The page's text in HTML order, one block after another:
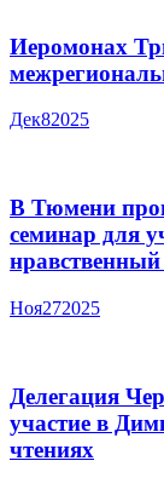
Иеромонах
Дек82025
В Тюмени
семинар для
Ноя272025
Делегация
участие в
чтениях